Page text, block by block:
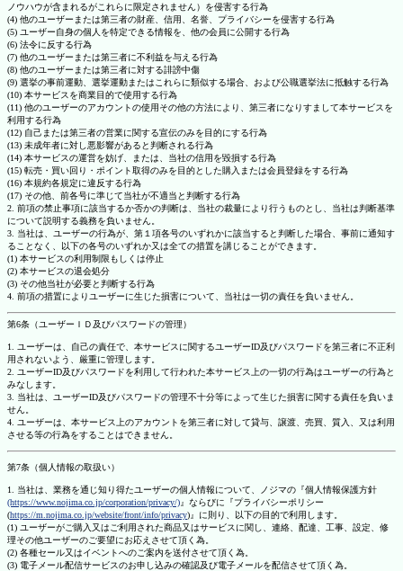
ノウハウが含まれるがこれらに限定されません）を侵害する行為
(4) 他のユーザーまたは第三者の財産、信用、名誉、プライバシーを侵害する行為
(5) ユーザー自身の個人を特定できる情報を、他の会員に公開する行為
(6) 法令に反する行為
(7) 他のユーザーまたは第三者に不利益を与える行為
(8) 他のユーザーまたは第三者に対する誹謗中傷
(9) 選挙の事前運動、選挙運動またはこれらに類似する場合、および公職選挙法に抵触する行為
(10) 本サービスを商業目的で使用する行為
(11) 他のユーザーのアカウントの使用その他の方法により、第三者になりすまして本サービスを
利用する行為
(12) 自己または第三者の営業に関する宣伝のみを目的にする行為
(13) 未成年者に対し悪影響があると判断される行為
(14) 本サービスの運営を妨げ、または、当社の信用を毀損する行為
(15) 転売・買い回り・ポイント取得のみを目的とした購入または会員登録をする行為
(16) 本規約各規定に違反する行為
(17) その他、前各号に準じて当社が不適当と判断する行為
2. 前項の禁止事項に該当するか否かの判断は、当社の裁量により行うものとし、当社は判断基準
について説明する義務を負いません。
3. 当社は、ユーザーの行為が、第１項各号のいずれかに該当すると判断した場合、事前に通知す
ることなく、以下の各号のいずれか又は全ての措置を講じることができます。
(1) 本サービスの利用制限もしくは停止
(2) 本サービスの退会処分
(3) その他当社が必要と判断する行為
4. 前項の措置によりユーザーに生じた損害について、当社は一切の責任を負いません。
第6条（ユーザーＩＤ及びパスワードの管理）
1. ユーザーは、自己の責任で、本サービスに関するユーザーID及びパスワードを第三者に不正利
用されないよう、厳重に管理します。
2. ユーザーID及びパスワードを利用して行われた本サービス上の一切の行為はユーザーの行為と
みなします。
3. 当社は、ユーザーID及びパスワードの管理不十分等によって生じた損害に関する責任を負いま
せん。
4. ユーザーは、本サービス上のアカウントを第三者に対して貸与、譲渡、売買、質入、又は利用
させる等の行為をすることはできません。
第7条（個人情報の取扱い）
1. 当社は、業務を通じ知り得たユーザーの個人情報について、ノジマの『個人情報保護方針
(https://www.nojima.co.jp/corporation/privacy/)』ならびに『プライバシーポリシー
(https://m.nojima.co.jp/website/front/info/privacy)』に則り、以下の目的で利用します。
(1) ユーザーがご購入又はご利用された商品又はサービスに関し、連絡、配達、工事、設定、修
理その他ユーザーのご要望にお応えさせて頂く為。
(2) 各種セール又はイベントへのご案内を送付させて頂く為。
(3) 電子メール配信サービスのお申し込みの確認及び電子メールを配信させて頂く為。